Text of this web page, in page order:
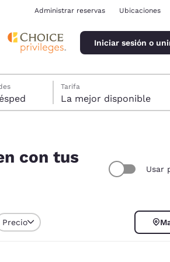
Administrar reservas Ubicaciones
Iniciar sesión o
1 huésped
Tarifa
La mejor disponible
con tus
Usar
Precio